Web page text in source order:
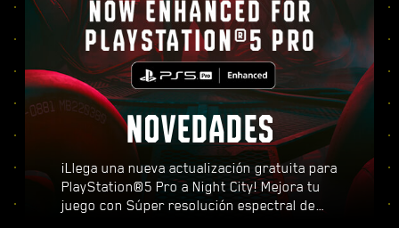
NOVEDADES
¡Llega una nueva actualización gratuita para
PlayStation®5 Pro a Night City! Mejora tu
juego con Súper resolución espectral de